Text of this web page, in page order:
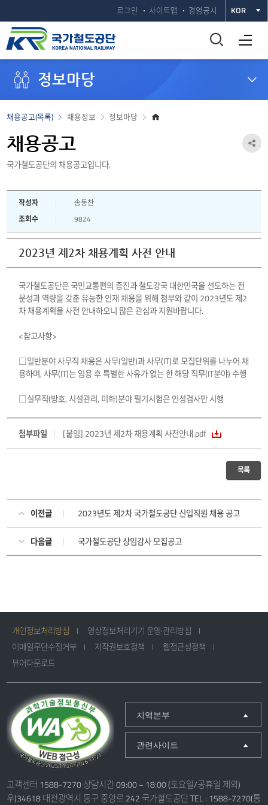
로그인 사이트맵 경영공시 KOR
통
합
기
전체메뉴 열기
정보마당
홈
정보마당
채용정보
채용공고(목록)
채용공고
국가철도공단의 채용공고입니다.
공
작성자
송동찬
조회수
9824
2023년 제2차 채용계획 사전 안내
국가철도공단은 국민교통편의 증진과 철도강국 대한민국을 선도하는 전
문성과 역량을 갖춘 유능한 인재 채용을 위해 첨부와 같이 2023년도 제2
차 채용계획을 사전 안내하오니 많은 관심과 지원바랍니다.
<참고사항>
□일반분야 사무직 채용은 사무(일반)과 사무(IT)로 모집단위를 나누어 채
용하며, 사무(IT)는 임용 후 특별한 사유가 없는 한 해당 직무(IT분야) 수행
□실무직(방호, 시설관리, 미화)분야 필기시험은 인성검사만 시행
첨부파일 [붙임] 2023년 제2차 채용계획 사전안내.pdf
목록
이전글 2023년도 제2차 국가철도공단 신입직원 채용 공고
다음글 국가철도공단 상임감사 모집공고
개인정보처리방침
영상정보처리기기 운영·관리방침
이메일무단수집거부
저작권보호정책
웹접근성정책
뷰어다운로드
지역본부
관련사이트
고객센터 1588-7270 상담시간 09:00 ~ 18:00 (토요일/공휴일 제외)
우)34618 대전광역시 동구 중앙로 242 국가철도공단 TEL : 1588-7270(통